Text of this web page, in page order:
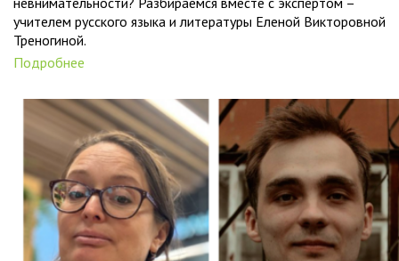
учителем русского языка и литературы Еленой Викторовной
Треногиной.
Подробнее